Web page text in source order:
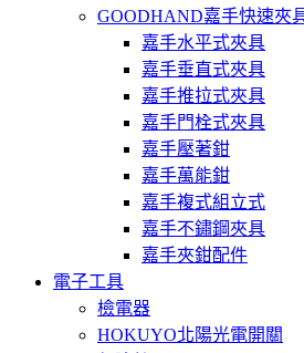
GOODHAND嘉手快速夾
嘉手水平式夾具
嘉手垂直式夾具
嘉手推拉式夾具
嘉手門栓式夾具
嘉手壓著鉗
嘉手萬能鉗
嘉手複式組立式
嘉手不鏽鋼夾具
嘉手夾鉗配件
電子工具
檢電器
HOKUYO北陽光電開關